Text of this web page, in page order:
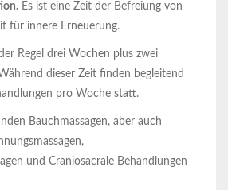
Es ist eine Zeit der Befreiung von
für innere Erneuerung.
Regel drei Wochen plus zwei
dieser Zeit finden begleitend
pro Woche statt.
Bauchmassagen, aber auch
und Craniosacrale Behandlungen